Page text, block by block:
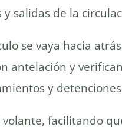
salidas de la
se vaya hacia
antelación y
y
facilitando